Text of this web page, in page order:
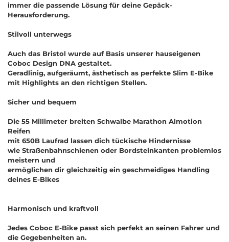
immer die passende Lösung für deine Gepäck-
Herausforderung.
Stilvoll unterwegs
Auch das Bristol wurde auf Basis unserer hauseigenen
Coboc Design DNA gestaltet.
Geradlinig, aufgeräumt, ästhetisch as perfekte Slim E-Bike
mit Highlights an den richtigen Stellen.
Sicher und bequem
Die 55 Millimeter breiten Schwalbe Marathon Almotion
Reifen
mit 650B Laufrad lassen dich tückische Hindernisse
wie Straßenbahnschienen oder Bordsteinkanten problemlos
meistern und
ermöglichen dir gleichzeitig ein geschmeidiges Handling
deines E-Bikes
Harmonisch und kraftvoll
Jedes Coboc E-Bike passt sich perfekt an seinen Fahrer und
die Gegebenheiten an.